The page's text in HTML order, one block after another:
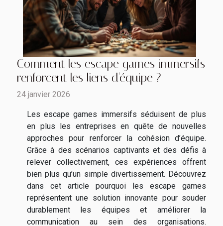
Comment les escape games immersifs
renforcent les liens d'équipe ?
24 janvier 2026
Les escape games immersifs séduisent de plus
en plus les entreprises en quête de nouvelles
approches pour renforcer la cohésion d’équipe.
Grâce à des scénarios captivants et des défis à
relever collectivement, ces expériences offrent
bien plus qu’un simple divertissement. Découvrez
dans cet article pourquoi les escape games
représentent une solution innovante pour souder
durablement les équipes et améliorer la
communication au sein des organisations.